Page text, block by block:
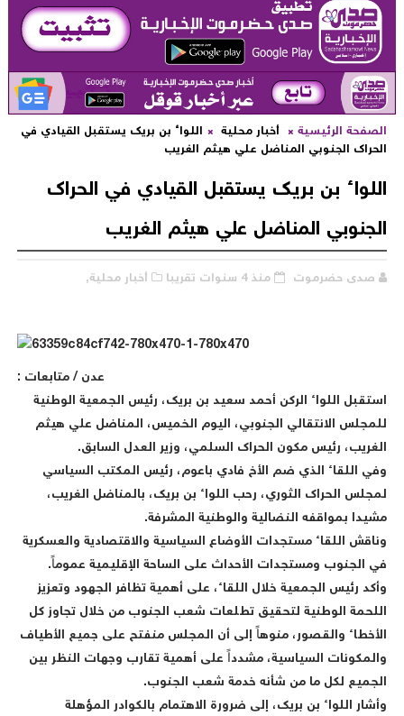
الرئيسية أخبار محلية
اللواء بن بريك يستقبل القيادي في
الجنوبي المناضل علي هيثم الغريب
بن بريك يستقبل القيادي في الحراك
المناضل علي هيثم الغريب
صدى حضرموت منذ 4 سنوات تقريبا أخبار محلية,
عدن / متابعات :
اللواء الركن أحمد سعيد بن بريك، رئيس الجمعية الوطنية
الانتقالي الجنوبي، اليوم الخميس، المناضل علي هيثم
رئيس مكون الحراك السلمي، وزير العدل السابق.
اللقاء الذي ضم الأخ فادي باعوم، رئيس المكتب السياسي
الحراك الثوري، رحب اللواء بن بريك، بالمناضل الغريب،
بمواقفه النضالية والوطنية المشرفة.
اللقاء مستجدات الأوضاع السياسية والاقتصادية والعسكرية
الجنوب ومستجدات الأحداث على الساحة الإقليمية عموماً.
رئيس الجمعية خلال اللقاء، على أهمية تظافر الجهود وتعزيز
الوطنية لتحقيق تطلعات شعب الجنوب من خلال تجاوز كل
والقصور، منوهاً إلى أن المجلس منفتح على جميع الأطياف
السياسية، مشدداً على أهمية تقارب وجهات النظر بين
لكل ما من شأنه خدمة شعب الجنوب.
اللواء بن بريك، إلى ضرورة الاهتمام بالكوادر المؤهلة